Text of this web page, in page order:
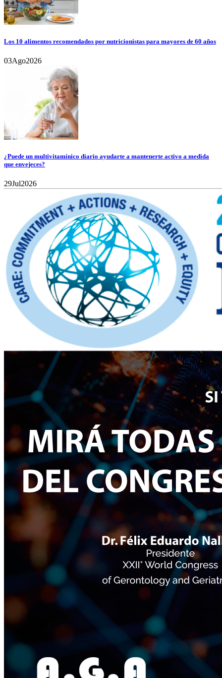
Los 10 alimentos recomendados por nutricionistas para mayores de 60 años
03Ago2026
¿Puede un multivitamínico diario ayudarte a mantenerte activo a medida
que envejeces?
29Jul2026